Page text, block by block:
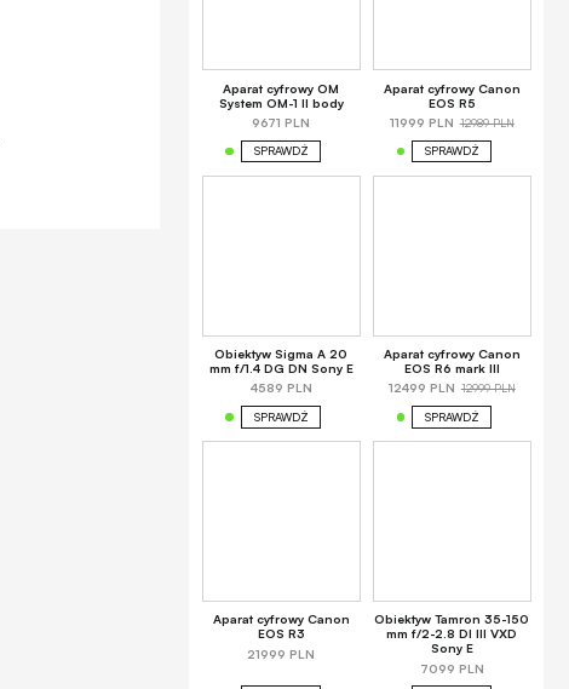
Aparat cyfrowy OM
System OM-1 II body
9671 PLN
SPRAWDŹ
Aparat cyfrowy Canon
EOS R5
11999 PLN 12989 PLN
SPRAWDŹ
Obiektyw Sigma A 20
mm f/1.4 DG DN Sony E
4589 PLN
SPRAWDŹ
Aparat cyfrowy Canon
EOS R6 mark III
12499 PLN 12999 PLN
SPRAWDŹ
Aparat cyfrowy Canon
EOS R3
21999 PLN
Obiektyw Tamron 35-150
mm f/2-2.8 DI III VXD
Sony E
7099 PLN